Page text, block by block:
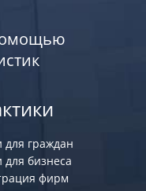
для граждан
для бизнеса
фирм